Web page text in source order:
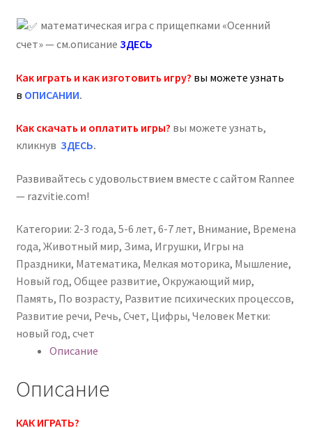
математическая игра с прищепками «Осенний
счет» — см.описание ЗДЕСЬ
Как играть и как изготовить игру? вы можете узнать
в ОПИСАНИИ.
Как скачать и оплатить игры? вы можете узнать,
кликнув ЗДЕСЬ.
Развивайтесь с удовольствием вместе с сайтом Rannee
— razvitie.com!
Категории: 2-3 года, 5-6 лет, 6-7 лет, Внимание, Времена
года, Животный мир, Зима, Игрушки, Игры на
Праздники, Математика, Мелкая моторика, Мышление,
Новый год, Общее развитие, Окружающий мир,
Память, По возрасту, Развитие психических процессов,
Развитие речи, Речь, Счет, Цифры, Человек Метки:
новый год, счет
Описание
Описание
КАК ИГРАТЬ?